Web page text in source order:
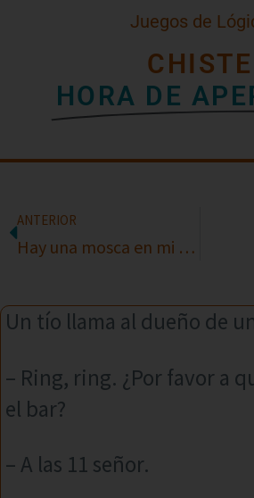
Juegos de
CHISTE
HORA DE
ANTERIOR
Hay una mosca en mi plato
Un tío llama al dueño de
– Ring, ring. ¿Por favor a
el bar?
– A las 11 señor.